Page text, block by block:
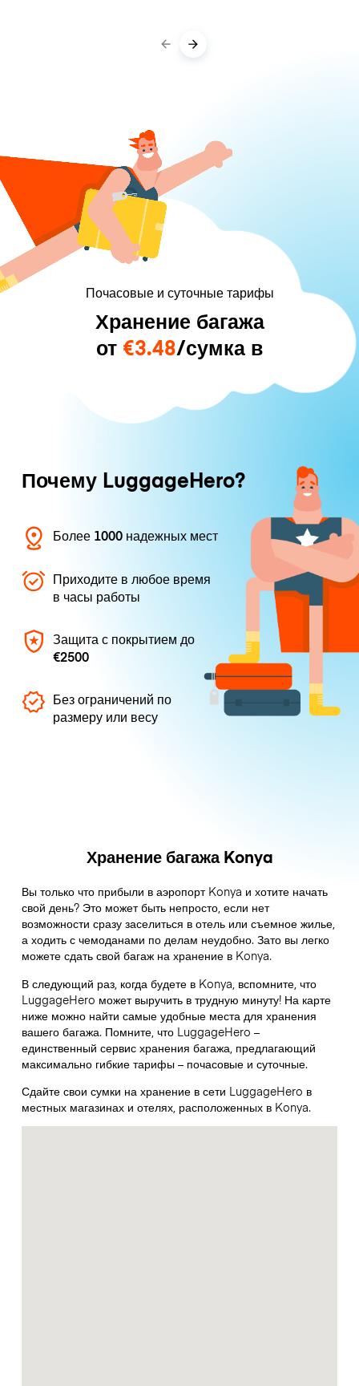
Почасовые и суточные тарифы
Хранение багажа
от €3.48/сумка в
Почему LuggageHero?
Более 1000 надежных мест
Приходите в любое время
в часы работы
Защита с покрытием до
€2500
Без ограничений по
размеру или весу
Хранение багажа Konya
Вы только что прибыли в аэропорт Konya и хотите начать
свой день? Это может быть непросто, если нет
возможности сразу заселиться в отель или съемное жилье,
а ходить с чемоданами по делам неудобно. Зато вы легко
можете сдать свой багаж на хранение в Konya.
В следующий раз, когда будете в Konya, вспомните, что
LuggageHero может выручить в трудную минуту! На карте
ниже можно найти самые удобные места для хранения
вашего багажа. Помните, что LuggageHero –
единственный сервис хранения багажа, предлагающий
максимально гибкие тарифы – почасовые и суточные.
Сдайте свои сумки на хранение в сети LuggageHero в
местных магазинах и отелях, расположенных в Konya.